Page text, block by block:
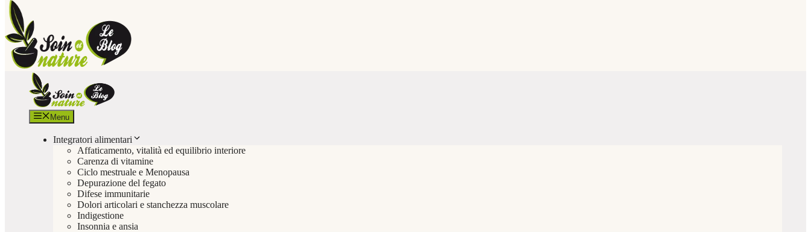
Menu
Integratori alimentari
Affaticamento, vitalità ed equilibrio interiore
Carenza di vitamine
Ciclo mestruale e Menopausa
Depurazione del fegato
Difese immunitarie
Dolori articolari e stanchezza muscolare
Indigestione
Insonnia e ansia